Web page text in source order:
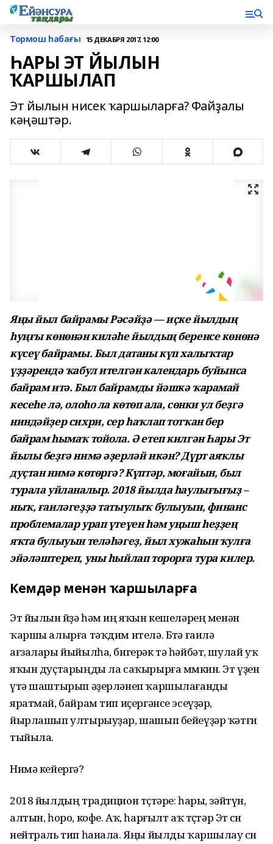
Тормош һабағы 15 ДЕКАБРЯ 2017, 12:00
ҺАРЫ ЭТ ЙЫЛЫН
ҠАРШЫЛАП
Эт йылын нисек ҡаршыларға? Файҙалы
кәңәштәр.
Яңы йыл байрамы Рәсәйҙә — иҫке йылдың
һуңғы көнөнән киләһе йылдың беренсе көнөнә
күсеү байрамы. Был датаны күп халыҡтар
үҙҙәрендә ҡабул ителгән календарь буйынса
байрам итә. Был байрамды йәшкә ҡарамай
кесеһе лә, олоһо ла көтөп ала, сөнки ул беҙгә
ниндәйҙер сихри, сер һаҡлап тотҡан бер
байрам һымаҡ тойола. Ә етеп килгән Һары Эт
йылы беҙгә нимә әҙерләй икән? Дүрт аяҡлы
дуҫтан нимә көтөргә? Күптәр, моғайын, был
турала уйланалыр. 2018 йылда һаулығығыҙ –
ныҡ, ғаиләгеҙҙә татыулыҡ булыуын, финанс
проблемалар урап үтеүен һәм уңыш һеҙҙең
яҡта булыуын теләһәгеҙ, йыл хужаһын ҡулға
эйәләштереп, уны һыйлап торорға тура килер.
Кемдәр менән ҡаршыларға
Эт йылын өйҙә һәм иң яҡын кешеләрең менән
ҡаршы алырға тәҡдим ителә. Бөтә ғаилә
ағзалары йыйылһа, бигерәк тә һәйбәт, шулай уҡ
яҡын дуҫтарыңды ла саҡырырға мөмкин. Эт үҙен
үтә шаштырып әҙерләнеп ҡаршылағанды
яратмай, байрам тип иҫергәнсе эсеүҙәр,
йырлашып ултырыуҙар, шашып бейеүҙәр ҡәтғи
тыйыла.
Нимә кейергә?
2018 йылдың традицион төҫтәре: һары, зәйтүн,
алтын, һоро, кофе. Аҡ, һарғылт аҡ төҫтәр Эт өсөн
нейтраль тип һанала. Яңы йылды ҡаршылау өсөн